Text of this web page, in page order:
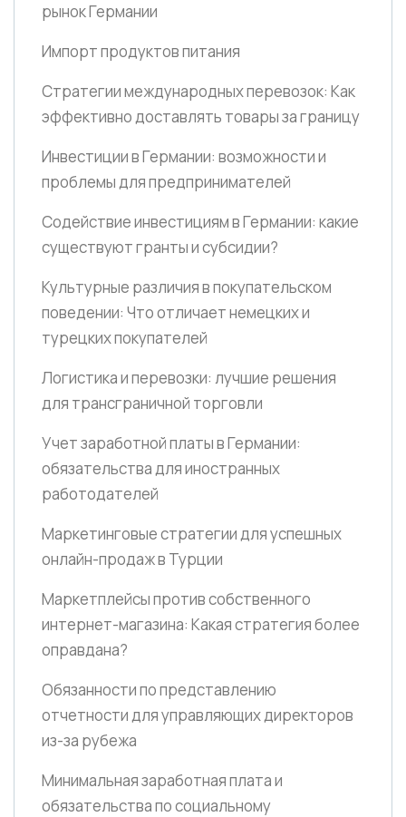
рынок Германии
Импорт продуктов питания
Стратегии международных перевозок: Как
эффективно доставлять товары за границу
Инвестиции в Германии: возможности и
проблемы для предпринимателей
Содействие инвестициям в Германии: какие
существуют гранты и субсидии?
Культурные различия в покупательском
поведении: Что отличает немецких и
турецких покупателей
Логистика и перевозки: лучшие решения
для трансграничной торговли
Учет заработной платы в Германии:
обязательства для иностранных
работодателей
Маркетинговые стратегии для успешных
онлайн-продаж в Турции
Маркетплейсы против собственного
интернет-магазина: Какая стратегия более
оправдана?
Обязанности по представлению
отчетности для управляющих директоров
из-за рубежа
Минимальная заработная плата и
обязательства по социальному